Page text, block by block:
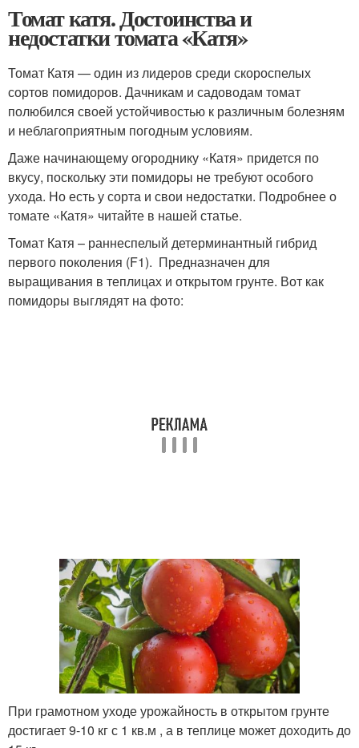
Томат катя. Достоинства и
недостатки томата «Катя»
Томат Катя — один из лидеров среди скороспелых
сортов помидоров. Дачникам и садоводам томат
полюбился своей устойчивостью к различным болезням
и неблагоприятным погодным условиям.
Даже начинающему огороднику «Катя» придется по
вкусу, поскольку эти помидоры не требуют особого
ухода. Но есть у сорта и свои недостатки. Подробнее о
томате «Катя» читайте в нашей статье.
Томат Катя – раннеспелый детерминантный гибрид
первого поколения (F1). Предназначен для
выращивания в теплицах и открытом грунте. Вот как
помидоры выглядят на фото:
При грамотном уходе урожайность в открытом грунте
достигает 9-10 кг с 1 кв.м , а в теплице может доходить до